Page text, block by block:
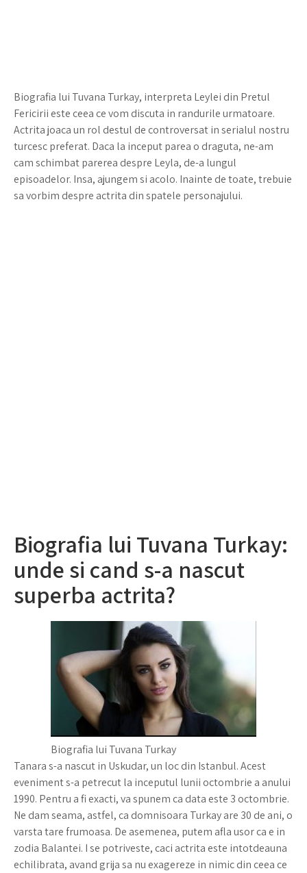
Biografia lui Tuvana Turkay, interpreta Leylei din Pretul
Fericirii este ceea ce vom discuta in randurile urmatoare.
Actrita joaca un rol destul de controversat in serialul nostru
turcesc preferat. Daca la inceput parea o draguta, ne-am
cam schimbat parerea despre Leyla, de-a lungul
episoadelor. Insa, ajungem si acolo. Inainte de toate, trebuie
sa vorbim despre actrita din spatele personajului.
Biografia lui Tuvana Turkay:
unde si cand s-a nascut
superba actrita?
Biografia lui Tuvana Turkay
Tanara s-a nascut in Uskudar, un loc din Istanbul. Acest
eveniment s-a petrecut la inceputul lunii octombrie a anului
1990. Pentru a fi exacti, va spunem ca data este 3 octombrie.
Ne dam seama, astfel, ca domnisoara Turkay are 30 de ani, o
varsta tare frumoasa. De asemenea, putem afla usor ca e in
zodia Balantei. I se potriveste, caci actrita este intotdeauna
echilibrata, avand grija sa nu exagereze in nimic din ceea ce